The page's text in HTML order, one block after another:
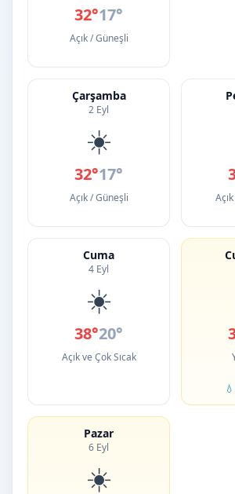
32°17°
Açık / Güneşli
Çarşamba
2 Eyl
☀️
32°17°
Açık / Güneşli
Cuma
4 Eyl
☀️
38°20°
Açık ve Çok Sıcak
Pazar
6 Eyl
☀️